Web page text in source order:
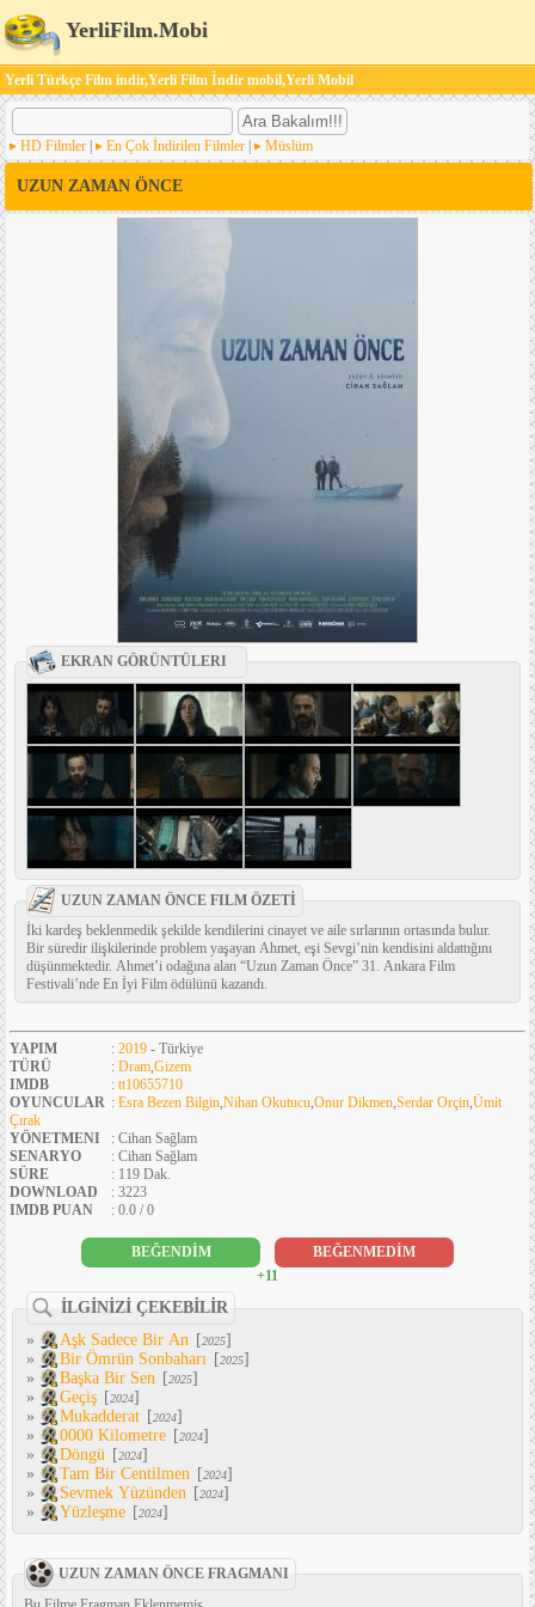
YerliFilm.Mobi
Yerli Türkçe Film indir,Yerli Film İndir mobil,Yerli Mobil
HD Filmler En Çok İndirilen Filmler Müslüm
UZUN ZAMAN ÖNCE
EKRAN GÖRÜNTÜLERI
UZUN ZAMAN ÖNCE FILM ÖZETİ
İki kardeş beklenmedik şekilde kendilerini cinayet ve aile sırlarının ortasında bulur.
Bir süredir ilişkilerinde problem yaşayan Ahmet, eşi Sevgi’nin kendisini aldattığını
düşünmektedir. Ahmet’i odağına alan “Uzun Zaman Önce” 31. Ankara Film
Festivali’nde En İyi Film ödülünü kazandı.
YAPIM : 2019 - Türkiye
TÜRÜ
: Dram,Gizem
IMDB
: tt10655710
OYUNCULAR : Esra Bezen Bilgin,Nihan Okutucu,Onur Dikmen,Serdar Orçin,Ümit
Çırak
YÖNETMENI
: Cihan Sağlam
SENARYO
: Cihan Sağlam
SÜRE
: 119 Dak.
DOWNLOAD
: 3223
IMDB PUAN
: 0.0 / 0
BEĞENDİM
BEĞENMEDİM
+11
İLGİNİZİ ÇEKEBİLİR
»
Aşk Sadece Bir An [2025]
»
Bir Ömrün Sonbaharı [2025]
»
Başka Bir Sen [2025]
»
Geçiş [2024]
»
Mukadderat [2024]
»
0000 Kilometre [2024]
»
Döngü [2024]
»
Tam Bir Centilmen [2024]
»
Sevmek Yüzünden [2024]
»
Yüzleşme [2024]
UZUN ZAMAN ÖNCE FRAGMANI